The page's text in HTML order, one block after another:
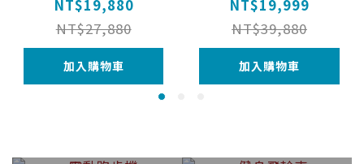
大螢幕/安全/孝親
款/在家運動）
NT$19,880
NT$27,880
加入購物車
組裝/6段可調/可
直立收納）
NT$19,999
NT$39,880
加入購物車